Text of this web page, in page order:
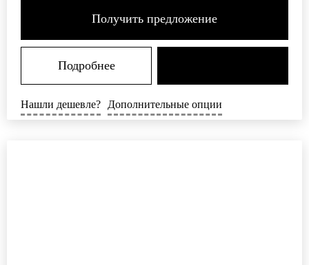
Получить предложение
Подробнее
Нашли дешевле? Дополнительные опции